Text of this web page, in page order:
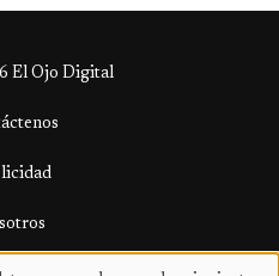
El Ojo Digital